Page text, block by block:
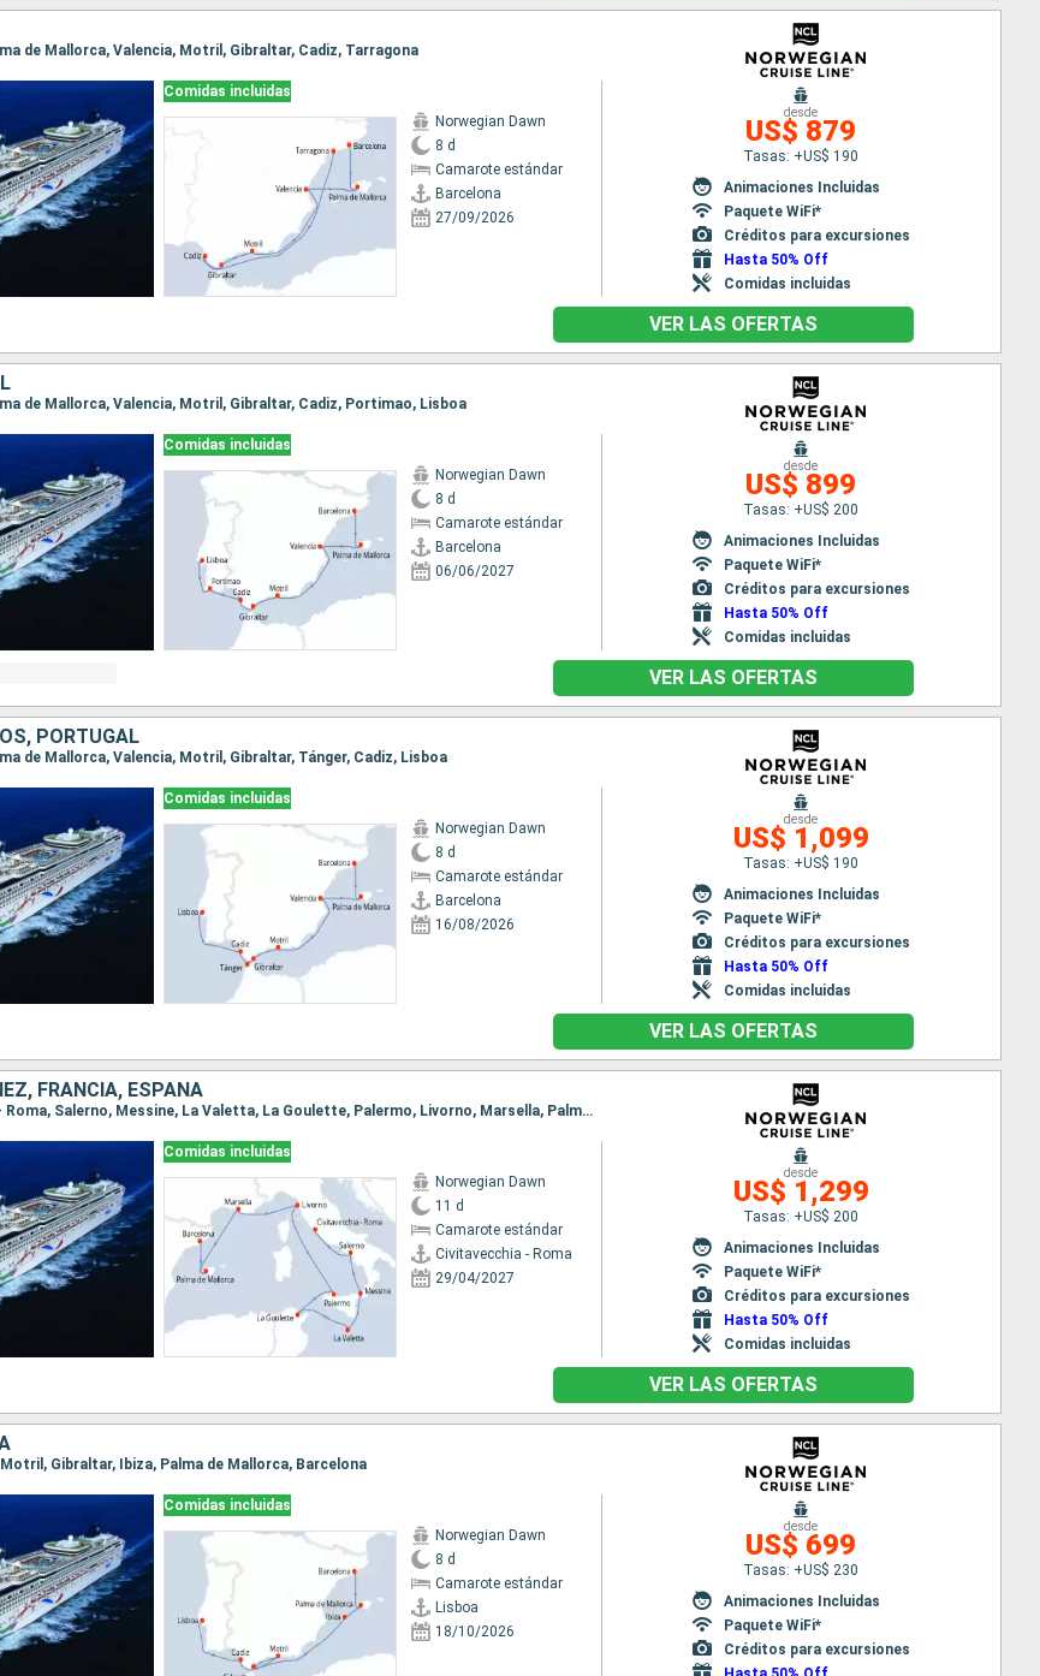
de Mallorca, Valencia, Motril, Gibraltar, Cadiz, Tarragona
Comidas incluidas
Norwegian Dawn
8 d
Camarote estándar
Barcelona
27/09/2026
desde
US$ 879
Tasas: +US$ 190
Animaciones Incluidas
Paquete WiFi*
Créditos para excursiones
Hasta 50% Off
Comidas incluidas
VER LAS OFERTAS
de Mallorca, Valencia, Motril, Gibraltar, Cadiz, Portimao, Lisboa
Comidas incluidas
Norwegian Dawn
8 d
Camarote estándar
Barcelona
06/06/2027
desde
US$ 899
Tasas: +US$ 200
Animaciones Incluidas
Paquete WiFi*
Créditos para excursiones
Hasta 50% Off
Comidas incluidas
VER LAS OFERTAS
PORTUGAL
de Mallorca, Valencia, Motril, Gibraltar, Tánger, Cadiz, Lisboa
Comidas incluidas
Norwegian Dawn
8 d
Camarote estándar
Barcelona
16/08/2026
desde
US$ 1,099
Tasas: +US$ 190
Animaciones Incluidas
Paquete WiFi*
Créditos para excursiones
Hasta 50% Off
Comidas incluidas
VER LAS OFERTAS
FRANCIA, ESPAÑA
Itinerario : Civitavecchia - Roma, Salerno, Messine, La Valetta, La Goulette, Palermo, Livorno, Marsella, Palma de Mallorca, Barcelona
Comidas incluidas
Norwegian Dawn
11 d
Camarote estándar
Civitavecchia - Roma
29/04/2027
desde
US$ 1,299
Tasas: +US$ 200
Animaciones Incluidas
Paquete WiFi*
Créditos para excursiones
Hasta 50% Off
Comidas incluidas
VER LAS OFERTAS
Gibraltar, Ibiza, Palma de Mallorca, Barcelona
Comidas incluidas
Norwegian Dawn
8 d
Camarote estándar
Lisboa
18/10/2026
desde
US$ 699
Tasas: +US$ 230
Animaciones Incluidas
Paquete WiFi*
Créditos para excursiones